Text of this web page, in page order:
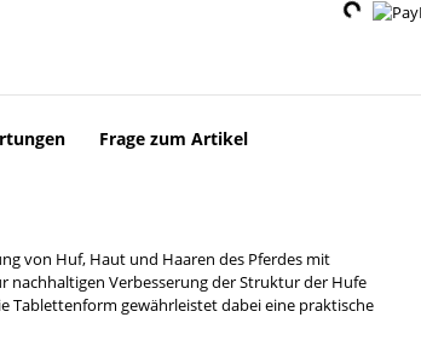
Frage zum Artikel
von Huf, Haut und Haaren des Pferdes mit
nachhaltigen Verbesserung der Struktur der Hufe
Tablettenform gewährleistet dabei eine praktische